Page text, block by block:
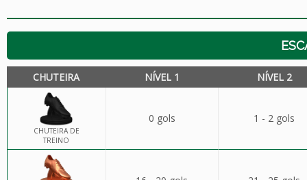
CHUTEIRA NÍVEL 1 NÍVEL 2
CHUTEIRA DE
TREINO
0 gols 1 - 2 gols